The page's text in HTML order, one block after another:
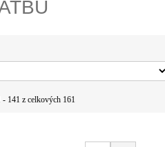
- 141 z celkových 161